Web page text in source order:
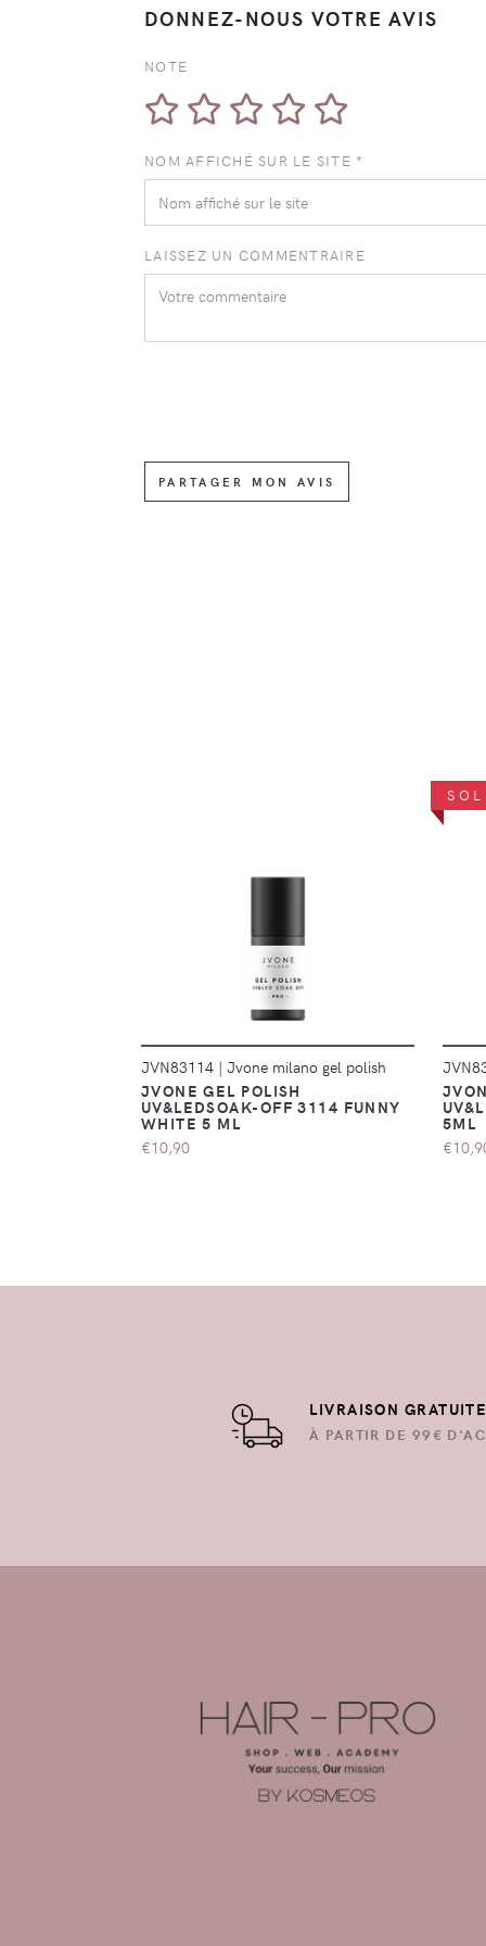
DONNEZ-NOUS VOTRE AVIS
NOTE
NOM AFFICHÉ SUR LE SITE *
LAISSEZ UN COMMENTRAIRE
PARTAGER MON AVIS
JVN83114 | Jvone milano gel polish
JVONE GEL POLISH
UV&LEDSOAK-OFF 3114 FUNNY
WHITE 5 ML
€10,90
5ML
LIVRAISON
À PARTIR DE 99€